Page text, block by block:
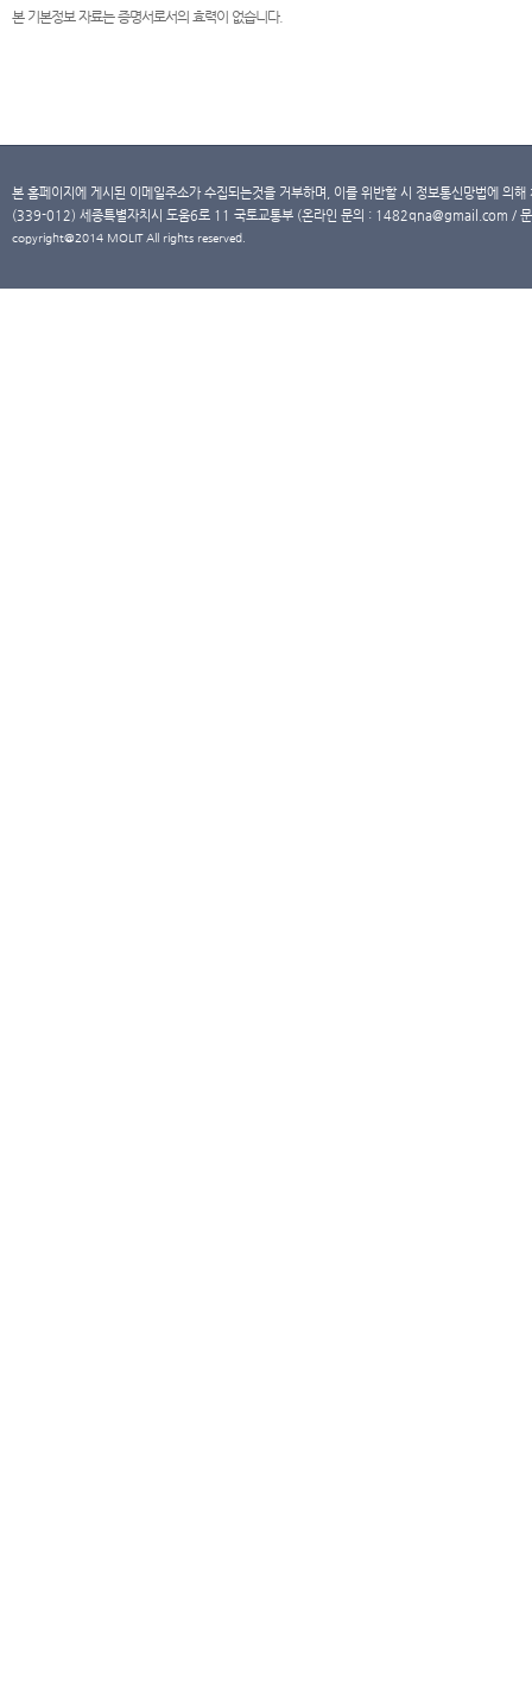
본 기본정보 자료는 증명서로서의 효력이 없습니다.
본 홈페이지에 게시된 이메일주소가 수집되는것을 거부하며, 이를 위반할 시 정보통신망법에 의
(339-012) 세종특별자치시 도움6로 11 국토교통부 (온라인 문의 : 1482qna@gmail.com /
copyright@2014 MOLIT All rights reserved.